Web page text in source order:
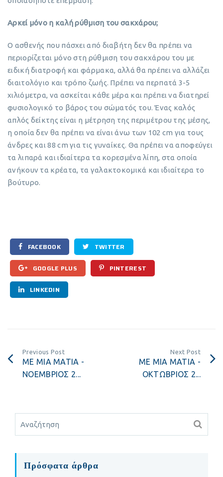
Αρκεί μόνο η καλή ρύθμιση του σακχάρου;
Ο ασθενής που πάσχει από διαβήτη δεν θα πρέπει να
περιορίζεται μόνο στη ρύθμιση του σακχάρου του με
ειδική διατροφή και φάρμακα, αλλά θα πρέπει να αλλάζει
διαιτολόγιο και τρόπο ζωής. Πρέπει να περπατά 3-5
χιλιόμετρα, να ασκείται κάθε μέρα και πρέπει να διατηρεί
φυσιολογικό το βάρος του σώματός του. Ένας καλός
απλός δείκτης είναι η μέτρηση της περιμέτρου της μέσης,
η οποία δεν θα πρέπει να είναι άνω των 102 cm για τους
άνδρες και 88 cm για τις γυναίκες. Θα πρέπει να αποφεύγει
τα λιπαρά και ιδιαίτερα τα κορεσμένα λίπη, στα οποία
ανήκουν τα κρέατα, τα γαλακτοκομικά και ιδιαίτερα το
βούτυρο.
FACEBOOK TWITTER
GOOGLE PLUS PINTEREST
LINKEDIN
Previous Post
ΜΕ ΜΙΑ ΜΑΤΙΑ -
ΝΟΕΜΒΡΙΟΣ 2...
Next Post
ΜΕ ΜΙΑ ΜΑΤΙΑ -
ΟΚΤΩΒΡΙΟΣ 2...
Πρόσφατα άρθρα